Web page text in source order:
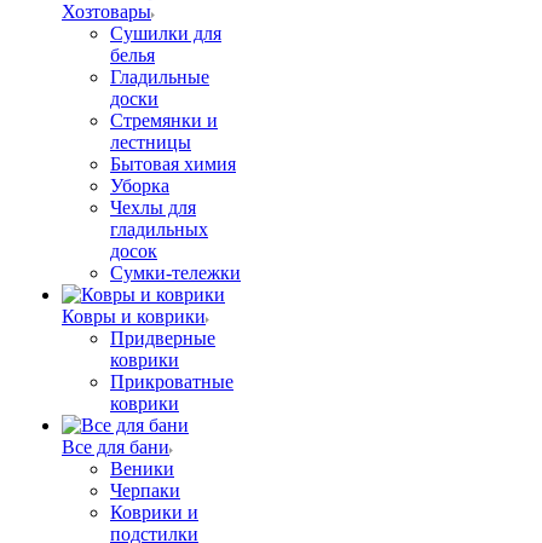
Хозтовары
Сушилки для
белья
Гладильные
доски
Стремянки и
лестницы
Бытовая химия
Уборка
Чехлы для
гладильных
досок
Сумки-тележки
Ковры и коврики
Придверные
коврики
Прикроватные
коврики
Все для бани
Веники
Черпаки
Коврики и
подстилки